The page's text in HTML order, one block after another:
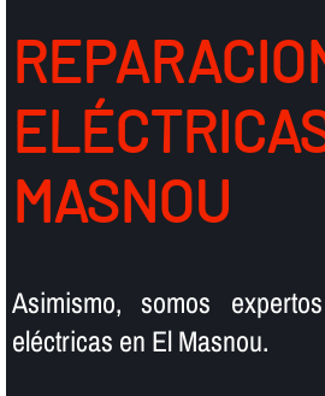
MASNOU
Asimismo, somos
eléctricas en El Masnou.